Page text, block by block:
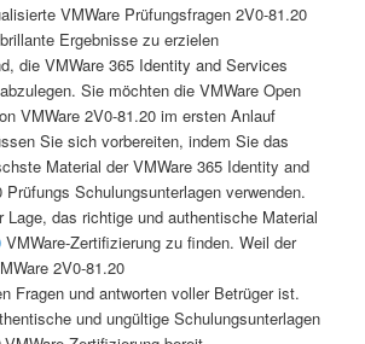
VMWare Prüfungsfragen 2V0-81.20
Ergebnisse zu erzielen
die VMWare 365 Identity and Services
Sie möchten die VMWare Open
VMWare 2V0-81.20 im ersten Anlauf
Sie sich vorbereiten, indem Sie das
Material der VMWare 365 Identity and
Schulungsunterlagen verwenden.
das richtige und authentische Material
VMWare-Zertifizierung zu finden. Weil der
2V0-81.20
Fragen und antworten voller Betrüger ist.
und ungültige Schulungsunterlagen